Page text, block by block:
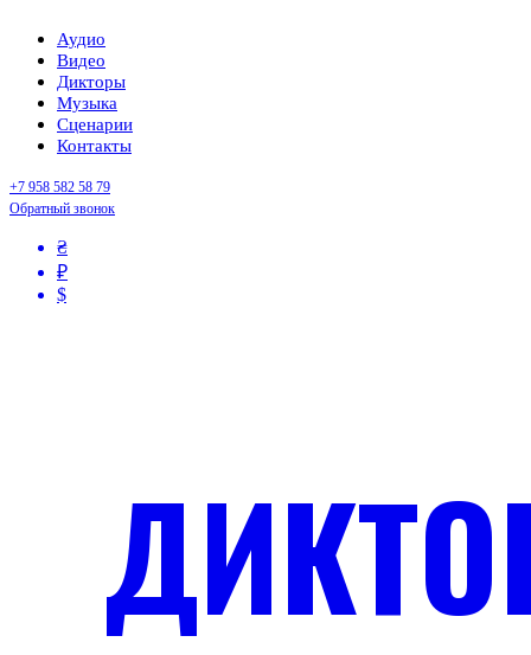
Аудио
Видео
Дикторы
Музыка
Сценарии
Контакты
+7 958 582 58 79
Обратный звонок
₴
₽
$